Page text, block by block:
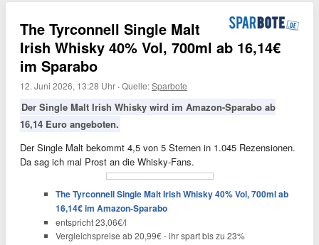
The Tyrconnell Single Malt
Irish Whisky 40% Vol, 700ml ab 16,14€
im Sparabo
12. Juni 2026, 13:28 Uhr ·Quelle:Sparbote
Der Single Malt Irish Whisky wird im Amazon-Sparabo ab
16,14 Euro angeboten.
Der Single Malt bekommt 4,5 von 5 Sternen in 1.045 Rezensionen.
Da sag ich mal Prost an die Whisky-Fans.
The Tyrconnell Single Malt Irish Whisky 40% Vol, 700ml ab
16,14€ im Amazon-Sparabo
entspricht 23,06€/l
Vergleichspreise ab 20,99€ - ihr spart bis zu 23%